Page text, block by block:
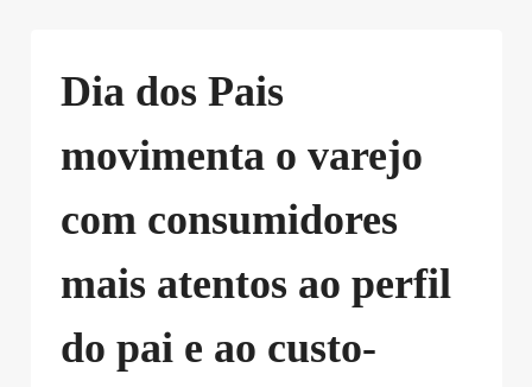
Dia dos Pais
movimenta o varejo
com consumidores
mais atentos ao perfil
do pai e ao custo-